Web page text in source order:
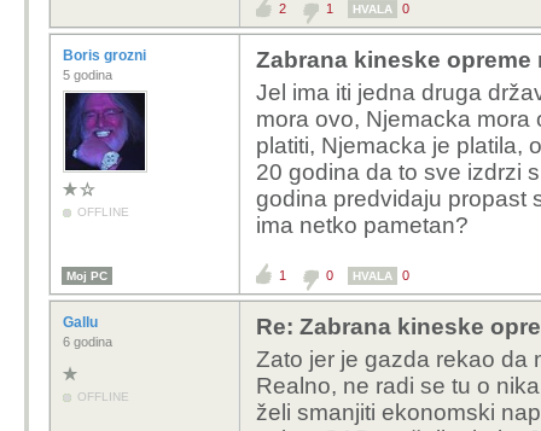
2 1 HVALA 0
Boris grozni
5 godina
OFFLINE
Zabrana kineske
Jel ima iti jedna druga
mora ovo, Njemacka
platiti, Njemacka je platila,
20 godina da to sve izdrzi
godina predvidaju propast
ima netko pametan?
Moj PC 1 0 HVALA 0
Gallu
6 godina
OFFLINE
Re: Zabrana kineske
Zato jer je gazda rekao da
Realno, ne radi se tu o
želi smanjiti ekonomski